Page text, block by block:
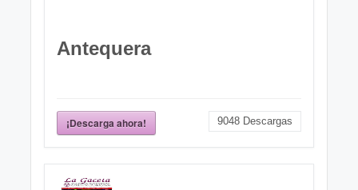
Antequera
¡Descarga ahora! 9048 Descargas